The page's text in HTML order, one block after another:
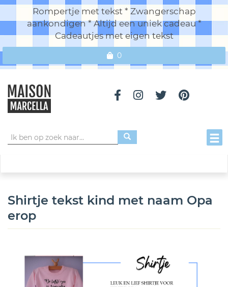
Rompertje met tekst * Zwangerschap
aankondigen * Altijd een uniek cadeau *
Cadeautjes met eigen tekst
0
Shirtje tekst kind met naam Opa
erop